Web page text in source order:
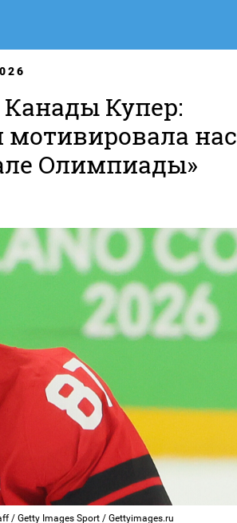
Канады Купер:
мотивировала нас
Олимпиады»
/ Getty Images Sport / Gettyimages.ru